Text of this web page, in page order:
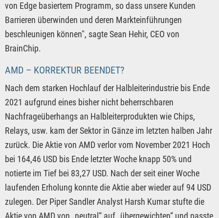
von Edge basiertem Programm, so dass unsere Kunden
Barrieren überwinden und deren Markteinführungen
beschleunigen können", sagte Sean Hehir, CEO von
BrainChip.
AMD – KORREKTUR BEENDET?
Nach dem starken Hochlauf der Halbleiterindustrie bis Ende
2021 aufgrund eines bisher nicht beherrschbaren
Nachfrageüberhangs an Halbleiterprodukten wie Chips,
Relays, usw. kam der Sektor in Gänze im letzten halben Jahr
zurück. Die Aktie von AMD verlor vom November 2021 Hoch
bei 164,46 USD bis Ende letzter Woche knapp 50% und
notierte im Tief bei 83,27 USD. Nach der seit einer Woche
laufenden Erholung konnte die Aktie aber wieder auf 94 USD
zulegen. Der Piper Sandler Analyst Harsh Kumar stufte die